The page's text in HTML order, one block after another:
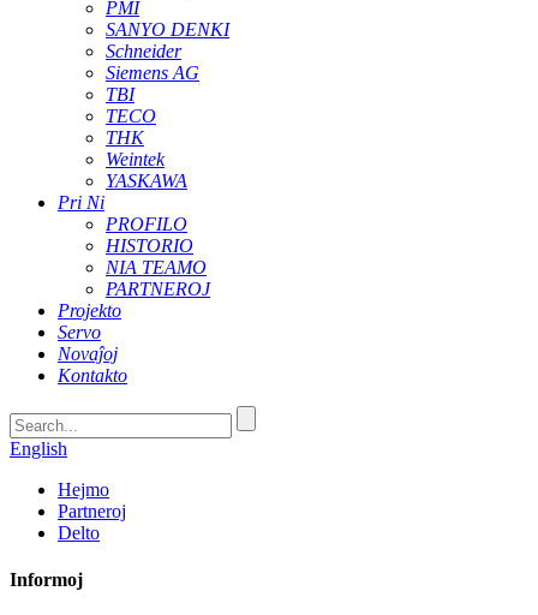
PMI
SANYO DENKI
Schneider
Siemens AG
TBI
TECO
THK
Weintek
YASKAWA
Pri Ni
PROFILO
HISTORIO
NIA TEAMO
PARTNEROJ
Projekto
Servo
Novaĵoj
Kontakto
English
Hejmo
Partneroj
Delto
Informoj